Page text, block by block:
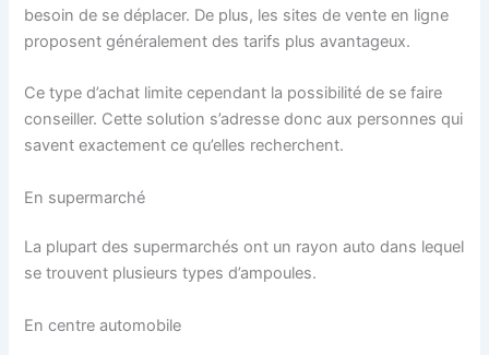
besoin de se déplacer. De plus, les sites de vente en ligne
proposent généralement des tarifs plus avantageux.
Ce type d’achat limite cependant la possibilité de se faire
conseiller. Cette solution s’adresse donc aux personnes qui
savent exactement ce qu’elles recherchent.
En supermarché
La plupart des supermarchés ont un rayon auto dans lequel
se trouvent plusieurs types d’ampoules.
En centre automobile